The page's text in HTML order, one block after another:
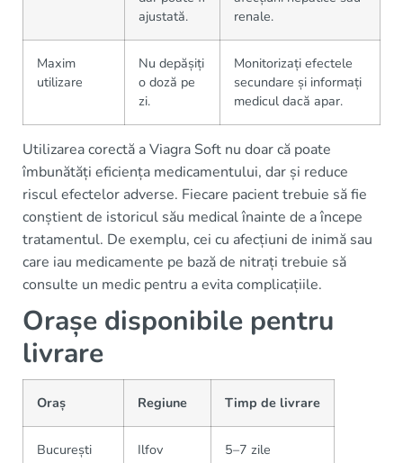
ajustată.
renale.
Maxim
utilizare
Nu depășiți
o doză pe
zi.
Monitorizați efectele
secundare și informați
medicul dacă apar.
Utilizarea corectă a Viagra Soft nu doar că poate
îmbunătăți eficiența medicamentului, dar și reduce
riscul efectelor adverse. Fiecare pacient trebuie să fie
conștient de istoricul său medical înainte de a începe
tratamentul. De exemplu, cei cu afecțiuni de inimă sau
care iau medicamente pe bază de nitrați trebuie să
consulte un medic pentru a evita complicațiile.
Orașe disponibile pentru
livrare
Oraș Regiune Timp de livrare
București Ilfov 5–7 zile